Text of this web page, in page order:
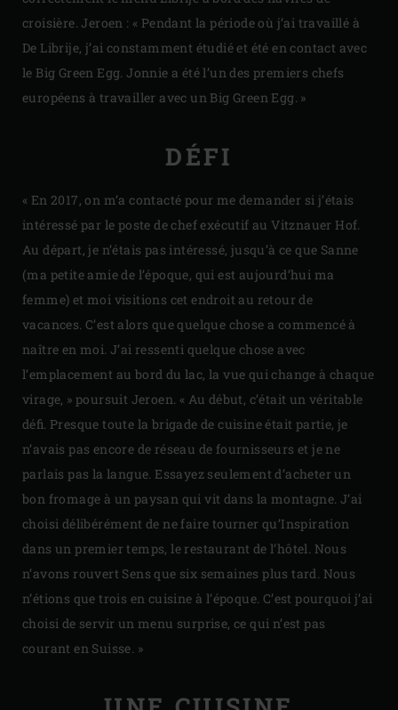
croisière. Jeroen : « Pendant la période où j’ai travaillé à
De Librije, j’ai constamment étudié et été en contact avec
le Big Green Egg. Jonnie a été l’un des premiers chefs
européens à travailler avec un Big Green Egg. »
DÉFI
« En 2017, on m’a contacté pour me demander si j’étais
intéressé par le poste de chef exécutif au Vitznauer Hof.
Au départ, je n’étais pas intéressé, jusqu’à ce que Sanne
(ma petite amie de l’époque, qui est aujourd’hui ma
femme) et moi visitions cet endroit au retour de
vacances. C’est alors que quelque chose a commencé à
naître en moi. J’ai ressenti quelque chose avec
l’emplacement au bord du lac, la vue qui change à chaque
virage, » poursuit Jeroen. « Au début, c’était un véritable
défi. Presque toute la brigade de cuisine était partie, je
n’avais pas encore de réseau de fournisseurs et je ne
parlais pas la langue. Essayez seulement d’acheter un
bon fromage à un paysan qui vit dans la montagne. J’ai
choisi délibérément de ne faire tourner qu’Inspiration
dans un premier temps, le restaurant de l’hôtel. Nous
n’avons rouvert Sens que six semaines plus tard. Nous
n’étions que trois en cuisine à l’époque. C’est pourquoi j’ai
choisi de servir un menu surprise, ce qui n’est pas
courant en Suisse. »